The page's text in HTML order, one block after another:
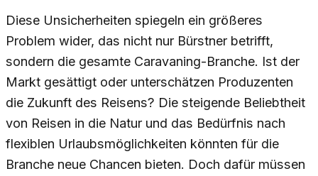
Diese Unsicherheiten spiegeln ein größeres
Problem wider, das nicht nur Bürstner betrifft,
sondern die gesamte Caravaning-Branche. Ist der
Markt gesättigt oder unterschätzen Produzenten
die Zukunft des Reisens? Die steigende Beliebtheit
von Reisen in die Natur und das Bedürfnis nach
flexiblen Urlaubsmöglichkeiten könnten für die
Branche neue Chancen bieten. Doch dafür müssen